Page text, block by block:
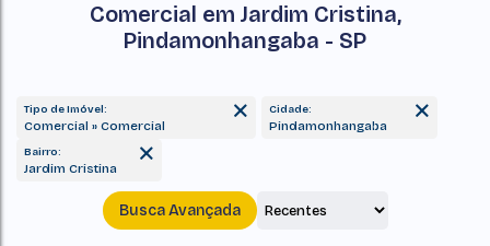
Comercial em Jardim Cristina,
Pindamonhangaba - SP
Tipo de Imóvel:
Comercial » Comercial
Cidade:
Jardim Cristina
Busca Avançada